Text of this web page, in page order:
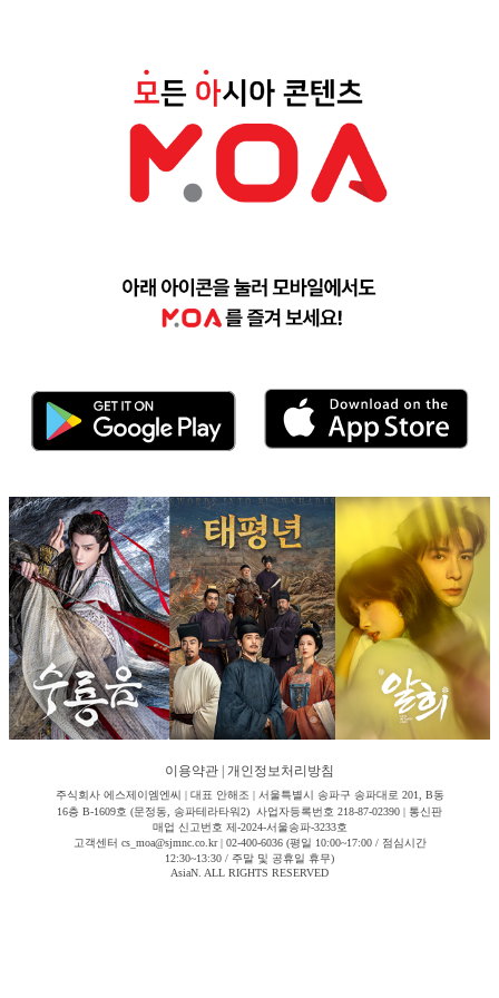
이용약관 개인정보처리방침
주식회사 에스제이엠엔씨 | 대표 안해조 | 서울특별시 송파구 송파대로 201, B동
16층 B-1609호 (문정동, 송파테라타워2) 사업자등록번호 218-87-02390 | 통신판
매업 신고번호 제-2024-서울송파-3233호
고객센터 cs_moa@sjmnc.co.kr | 02-400-6036 (평일 10:00~17:00 / 점심시간
12:30~13:30 / 주말 및 공휴일 휴무)
AsiaN. ALL RIGHTS RESERVED